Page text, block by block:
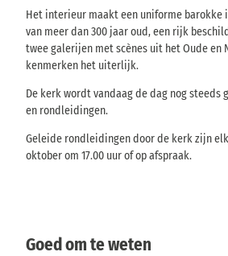
Het interieur maakt een uniforme barokke
van meer dan 300 jaar oud, een rijk
twee galerijen met scènes uit het Oude en
kenmerken het uiterlijk.
De kerk wordt vandaag de dag nog steeds
en rondleidingen.
Geleide rondleidingen door de kerk zijn
oktober om 17.00 uur of op afspraak.
Goed om te weten